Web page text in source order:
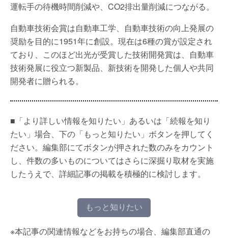
運転手の待機時間削減や、CO2排出量削減につながる。
自動車技術会賞は自動車工学、自動車技術の向上発展の
奨励を目的に1951年に創設。現在は6種の賞が設定され
ており、このほど出光が受賞した技術開発賞は、自動車
技術発展に役立つ新製品、新技術を開発した個人や共同
開発者に贈られる。
■「より詳しい情報を知りたい」あるいは「続報を知り
たい」場合、下の「もっと知りたい」ボタンを押してく
ださい。編集部にてボタンが押された数のみをカウント
し、件数の多いものについてはさらに深掘り取材を実施
したうえで、詳細記事の掲載を積極的に検討します。
もっと知りたい
※本記事の関連情報などをお持ちの場合、編集部直通の